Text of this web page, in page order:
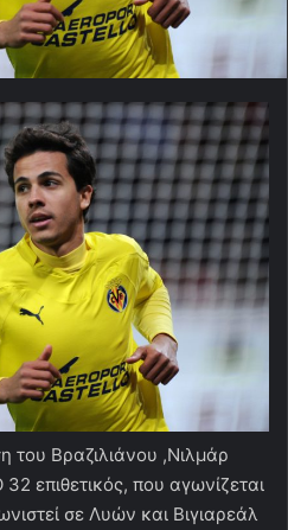
του Βραζιλιάνου ,Νιλμάρ
επιθετικός, που αγωνίζεται
σε Λυών και Βιγιαρεάλ